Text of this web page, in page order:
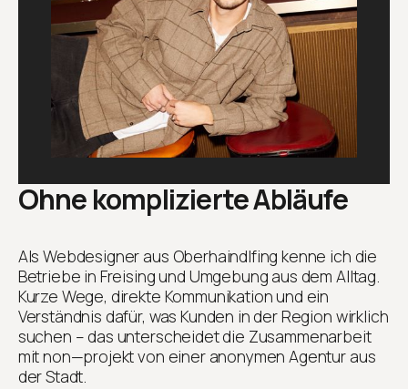
Ohne komplizierte Abläufe
Als Webdesigner aus Oberhaindlfing kenne ich die
Betriebe in Freising und Umgebung aus dem Alltag.
Kurze Wege, direkte Kommunikation und ein
Verständnis dafür, was Kunden in der Region wirklich
suchen – das unterscheidet die Zusammenarbeit
mit non—projekt von einer anonymen Agentur aus
der Stadt.